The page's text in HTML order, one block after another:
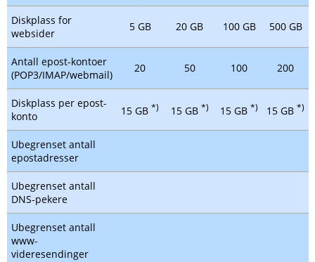
Diskplass for
websider
5 GB 20 GB 100 GB 500 GB
Antall epost-kontoer
(POP3/IMAP/webmail)
20 50 100 200
Diskplass per epost-
konto
15 GB *) 15 GB *) 15 GB *) 15 GB *)
Ubegrenset antall
epostadresser
Ubegrenset antall
DNS-pekere
Ubegrenset antall
www-
videresendinger